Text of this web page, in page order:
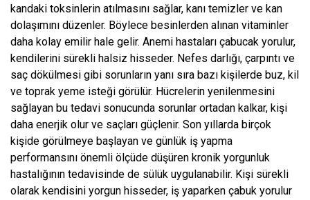
kandaki toksinlerin atılmasını sağlar, kanı temizler ve kan
dolaşımını düzenler. Böylece besinlerden alınan vitaminler
daha kolay emilir hale gelir. Anemi hastaları çabucak yorulur,
kendilerini sürekli halsiz hisseder. Nefes darlığı, çarpıntı ve
saç dökülmesi gibi sorunların yanı sıra bazı kişilerde buz, kil
ve toprak yeme isteği görülür. Hücrelerin yenilenmesini
sağlayan bu tedavi sonucunda sorunlar ortadan kalkar, kişi
daha enerjik olur ve saçları güçlenir. Son yıllarda birçok
kişide görülmeye başlayan ve günlük iş yapma
performansını önemli ölçüde düşüren kronik yorgunluk
hastalığının tedavisinde de sülük uygulanabilir. Kişi sürekli
olarak kendisini yorgun hisseder, iş yaparken çabuk yorulur